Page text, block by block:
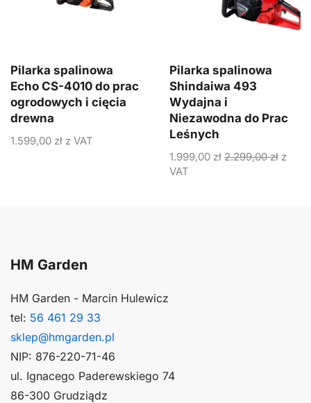
Pilarka spalinowa
Echo CS-4010 do prac
ogrodowych i cięcia
drewna
1.599,00 zł z VAT
Pilarka spalinowa
Shindaiwa 493
Wydajna i
Niezawodna do Prac
Leśnych
1.999,00 zł 2.299,00zł z
VAT
HM Garden
HM Garden - Marcin Hulewicz
tel: 56 461 29 33
sklep@hmgarden.pl
NIP: 876-220-71-46
ul. Ignacego Paderewskiego 74
86-300 Grudziądz